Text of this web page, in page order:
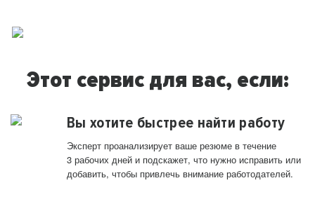
Этот сервис для вас, если:
Вы хотите быстрее найти работу
Эксперт проанализирует ваше резюме в течение
3 рабочих дней и подскажет, что нужно исправить или
добавить, чтобы привлечь внимание работодателей.